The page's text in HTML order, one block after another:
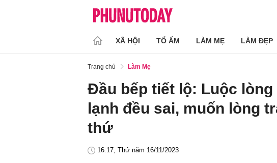
XÃ HỘI TỔ ẤM LÀM MẸ LÀM ĐẸP
Trang chủ Làm Mẹ
Đầu bếp tiết lộ: Luộc
lạnh đều sai, muốn lòng
thứ
16:17, Thứ năm 16/11/2023